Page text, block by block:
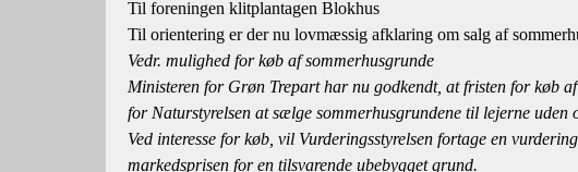
Til foreningen klitplantagen Blokhus
Til orientering er der nu lovmæssig afklaring om salg af
Vedr. mulighed for køb af sommerhusgrunde
Ministeren for Grøn Trepart har nu godkendt, at fristen for køb
for Naturstyrelsen at sælge sommerhusgrundene til lejerne
Ved interesse for køb, vil Vurderingsstyrelsen fortage en
markedsprisen for en tilsvarende ubebygget grund.